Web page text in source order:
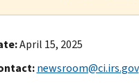
April 15, 2025
newsroom@ci.irs.gov